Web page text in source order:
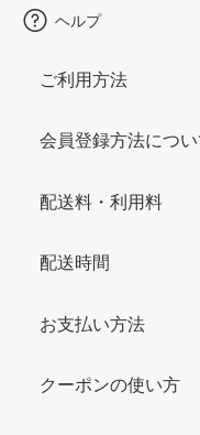
ヘルプ
ご利用方法
会員登録方法につい
配送料・利用料
配送時間
お支払い方法
クーポンの使い方